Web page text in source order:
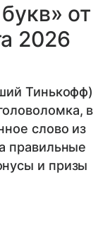
от
2026
Тинькофф)
в
слово из
правильные
и призы